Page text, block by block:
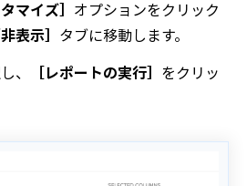
マイズ］ オプションをクリック
表示］ タブに移動します。
、 ［レポートの実行］ をクリッ